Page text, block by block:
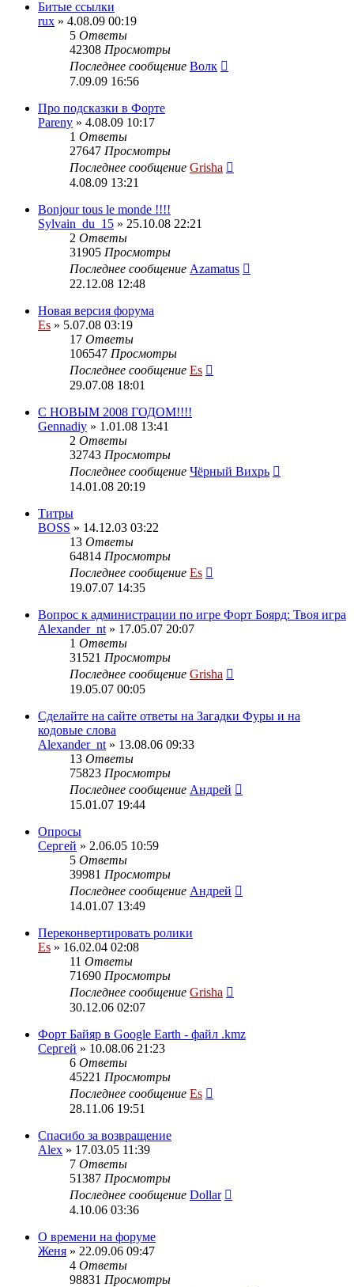
Битые ссылки
rux » 4.08.09 00:19
5 Ответы
42308 Просмотры
Последнее сообщение Волк
7.09.09 16:56
Про подсказки в Форте
Pareny » 4.08.09 10:17
1 Ответы
27647 Просмотры
Последнее сообщение Grisha
4.08.09 13:21
Bonjour tous le monde !!!!
Sylvain_du_15 » 25.10.08 22:21
2 Ответы
31905 Просмотры
Последнее сообщение Azamatus
22.12.08 12:48
Новая версия форума
Es » 5.07.08 03:19
17 Ответы
106547 Просмотры
Последнее сообщение Es
29.07.08 18:01
C НОВЫМ 2008 ГОДОМ!!!!
Gennadiy » 1.01.08 13:41
2 Ответы
32743 Просмотры
Последнее сообщение Чёрный Вихрь
14.01.08 20:19
Титры
BOSS » 14.12.03 03:22
13 Ответы
64814 Просмотры
Последнее сообщение Es
19.07.07 14:35
Вопрос к администрации по игре Форт Боярд: Твоя игра
Alexander_nt » 17.05.07 20:07
1 Ответы
31521 Просмотры
Последнее сообщение Grisha
19.05.07 00:05
Сделайте на сайте ответы на Загадки Фуры и на
кодовые слова
Alexander_nt » 13.08.06 09:33
13 Ответы
75823 Просмотры
Последнее сообщение Андрей
15.01.07 19:44
Опросы
Сергей » 2.06.05 10:59
5 Ответы
39981 Просмотры
Последнее сообщение Андрей
14.01.07 13:49
Переконвертировать ролики
Es » 16.02.04 02:08
11 Ответы
71690 Просмотры
Последнее сообщение Grisha
30.12.06 02:07
Форт Байяр в Google Earth - файл .kmz
Сергей » 10.08.06 21:23
6 Ответы
45221 Просмотры
Последнее сообщение Es
28.11.06 19:51
Спасибо за возвращение
Alex » 17.03.05 11:39
7 Ответы
51387 Просмотры
Последнее сообщение Dollar
4.10.06 03:36
О времени на форуме
Женя » 22.09.06 09:47
4 Ответы
98831 Просмотры